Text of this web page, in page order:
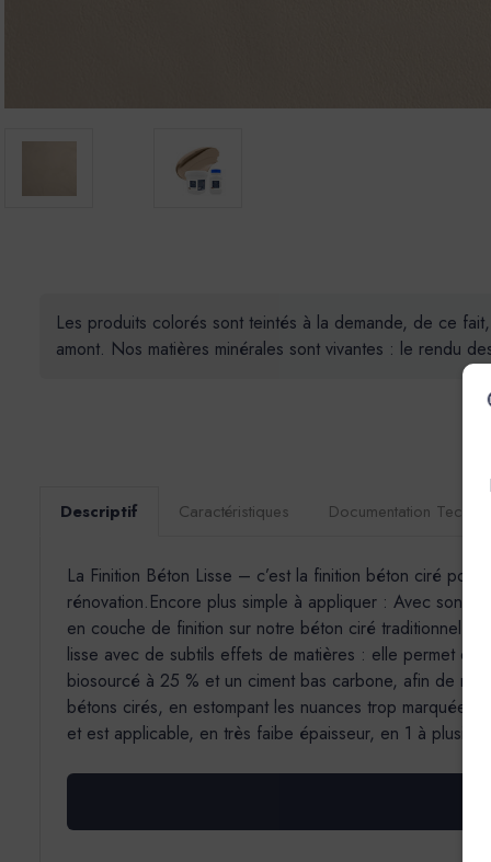
Les produits colorés sont teintés à la demande, de ce
amont. Nos matières minérales sont vivantes : le rendu
Descriptif Caractéristiques Documentation
La Finition Béton Lisse – c’est la finition béton ciré
rénovation.Encore plus simple à appliquer : Avec son
en couche de finition sur notre béton ciré traditionnel
lisse avec de subtils effets de matières : elle permet
biosourcé à 25 % et un ciment bas carbone, afin de
bétons cirés, en estompant les nuances trop marquées
et est applicable, en très faibe épaisseur, en 1 à